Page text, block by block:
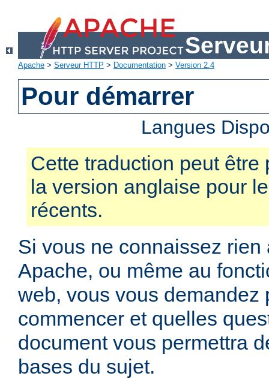
Apache > Serveur HTTP > Documentation > Version 2.4
Pour démarrer
Langues
Cette traduction peut être
la version anglaise pour
récents.
Si vous ne connaissez rien
Apache, ou même au
web, vous vous demandez
commencer et quelles
document vous permettra
bases du sujet.